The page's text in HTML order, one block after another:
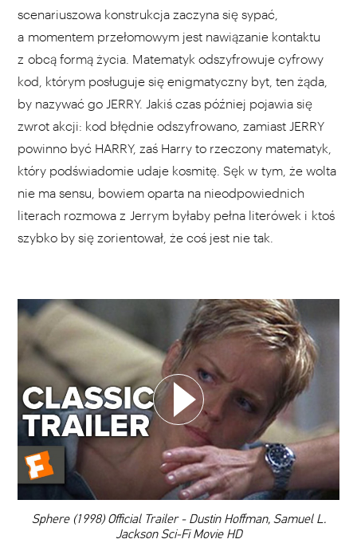
scenariuszowa konstrukcja zaczyna się sypać,
a momentem przełomowym jest nawiązanie kontaktu
z obcą formą życia. Matematyk odszyfrowuje cyfrowy
kod, którym posługuje się enigmatyczny byt, ten żąda,
by nazywać go JERRY. Jakiś czas później pojawia się
zwrot akcji: kod błędnie odszyfrowano, zamiast JERRY
powinno być HARRY, zaś Harry to rzeczony matematyk,
który podświadomie udaje kosmitę. Sęk w tym, że wolta
nie ma sensu, bowiem oparta na nieodpowiednich
literach rozmowa z Jerrym byłaby pełna literówek i ktoś
szybko by się zorientował, że coś jest nie tak.
00:00
Sphere (1998) Official Trailer - Dustin Hoffman, Samuel L.
Jackson Sci-Fi Movie HD
WYBIERZ SWOJĄ PLAYLISTĘ
DODAJ TEN FILM DO PLAYLISTY